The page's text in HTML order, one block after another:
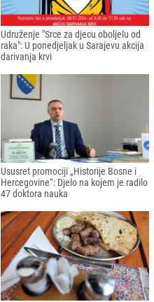
Udruženje "Srce za djecu oboljelu od
raka": U ponedjeljak u Sarajevu akcija
darivanja krvi
Ususret promociji „Historije Bosne i
Hercegovine“: Djelo na kojem je radilo
47 doktora nauka